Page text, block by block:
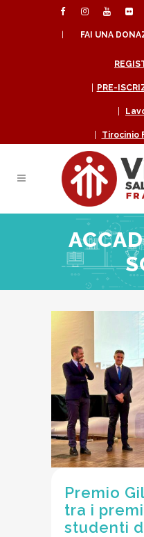
FAI UNA
PRE-
Tirocinio
Premio
tra i
studenti